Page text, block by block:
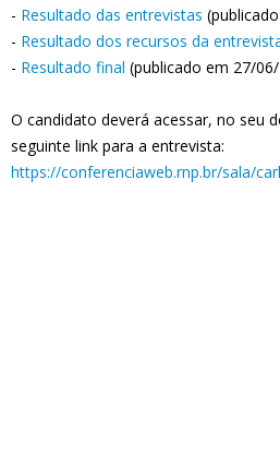
- Resultado das entrevistas
- Resultado dos recursos da
- Resultado final (publicado em 27/
O candidato deverá acessar, no seu
seguinte link para a entrevista:
https://conferenciaweb.rnp.br/sala/